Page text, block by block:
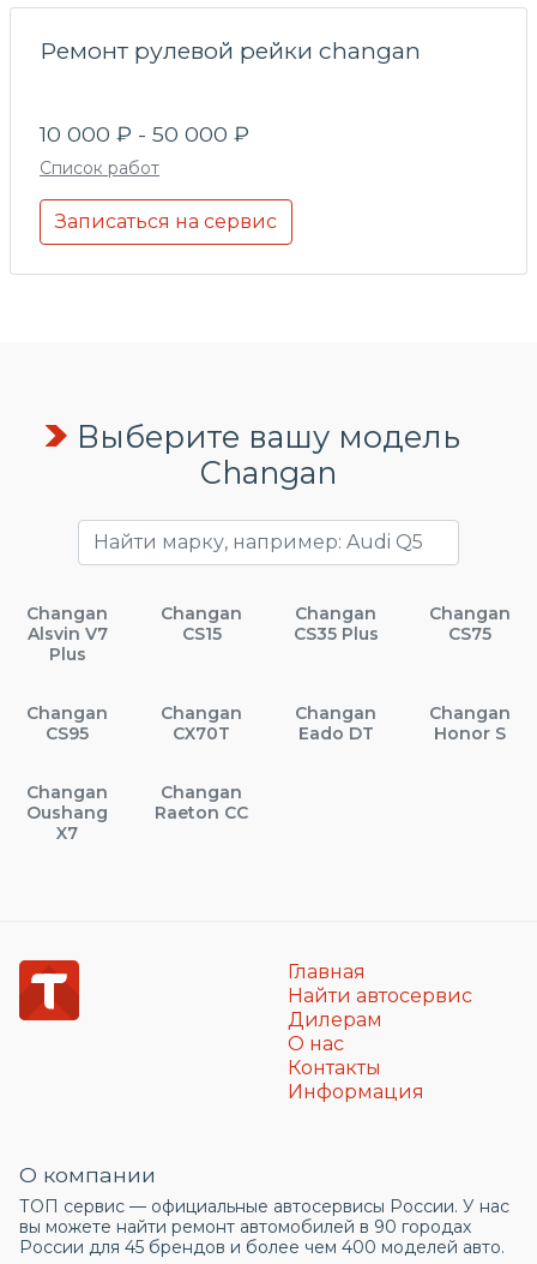
Ремонт рулевой рейки changan
10 000 ₽ - 50 000 ₽
Список работ
Записаться на сервис
Выберите вашу модель
Changan
Changan
Alsvin V7
Plus
Changan
CS15
Changan
CS35 Plus
Changan
CS75
Changan
CS95
Changan
CX70T
Changan
Eado DT
Changan
Honor S
Changan
Oushang
X7
Changan
Raeton CC
Главная
Найти автосервис
Дилерам
О нас
Контакты
Информация
О компании
ТОП сервис — официальные автосервисы России. У нас
вы можете найти ремонт автомобилей в 90 городах
России для 45 брендов и более чем 400 моделей авто.